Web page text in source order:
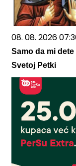
08. 08. 2026
Samo da mi
Svetoj Petki